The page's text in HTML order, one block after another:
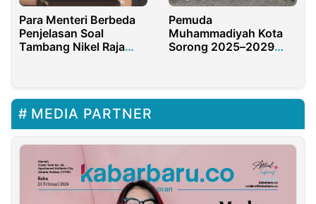
Para Menteri Berbeda
Penjelasan Soal
Tambang Nikel Raja
Pemuda
Muhammadiyah Kota
Sorong 2025–2029
MEDIA PARTNER